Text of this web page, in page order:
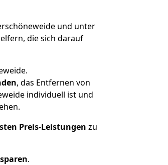
und unter
die sich darauf
, das Entfernen von
individuell ist und
Preis-Leistungen zu
.